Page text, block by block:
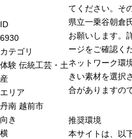
ID
6930
カテゴリ
体験 伝統工芸・土
産
エリア
丹南 越前市
向き
横
てください。そ
県立一乗谷朝倉
お願いします。
ージをご確認く
ネットワーク環
きい素材を選択
合がありますの
推奨環境
本サイトは、以